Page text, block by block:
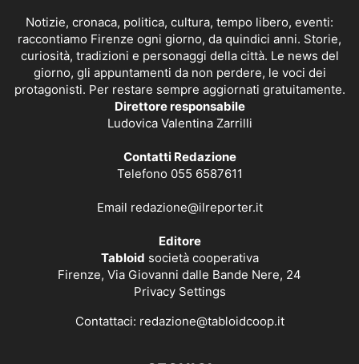
Notizie, cronaca, politica, cultura, tempo libero, eventi:
raccontiamo Firenze ogni giorno, da quindici anni. Storie,
curiosità, tradizioni e personaggi della città. Le news del
giorno, gli appuntamenti da non perdere, le voci dei
protagonisti. Per restare sempre aggiornati gratuitamente.
Direttore responsabile
Ludovica Valentina Zarrilli
Contatti Redazione
Telefono 055 6587611
Email redazione@ilreporter.it
Editore
Tabloid società cooperativa
Firenze, Via Giovanni dalle Bande Nere, 24
Privacy Settings
Contattaci: redazione@tabloidcoop.it